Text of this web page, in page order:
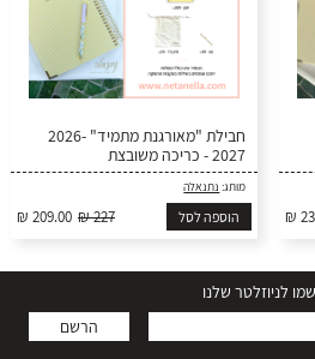
₪
חבילת "מאורגנת מתמיד" 2026-
2027 - כריכה משובצת
מותג: נתנאלה
₪ 227
₪ 209.00 הוספה לסל
לניוזלטר שלנו
הרשם